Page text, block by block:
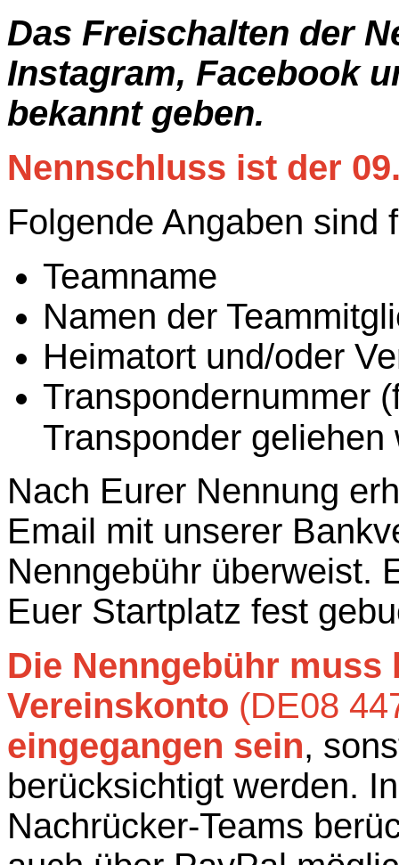
Das Freischalten der
Instagram, Facebook
bekannt geben.
Nennschluss ist der
Folgende Angaben sind
Teamname
Namen der
Heimatort und/oder
Transpondernummer
Transponder geliehen
Nach Eurer Nennung
Email mit unserer
Nenngebühr überweist.
Euer Startplatz fest
Die Nenngebühr muss
Vereinskonto (DE08
eingegangen sein,
berücksichtigt werden.
Nachrücker-Teams